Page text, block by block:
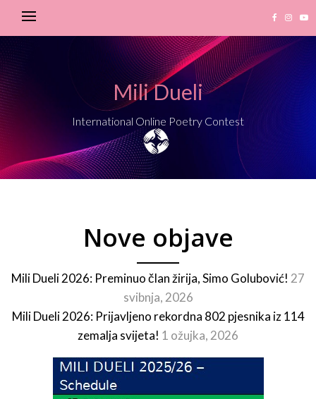
Mili Dueli
International Online Poetry Contest
Nove objave
Mili Dueli 2026: Preminuo član žirija, Simo Golubović! 27
svibnja, 2026
Mili Dueli 2026: Prijavljeno rekordna 802 pjesnika iz 114
zemalja svijeta! 1 ožujka, 2026